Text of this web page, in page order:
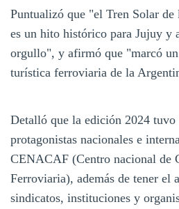
Puntualizó que "el Tren Solar de
es un hito histórico para Jujuy y
orgullo", y afirmó que "marcó
turística ferroviaria de la
Detalló que la edición 2024
protagonistas nacionales e
CENACAF (Centro nacional de
Ferroviaria), además de tener el
sindicatos, instituciones y